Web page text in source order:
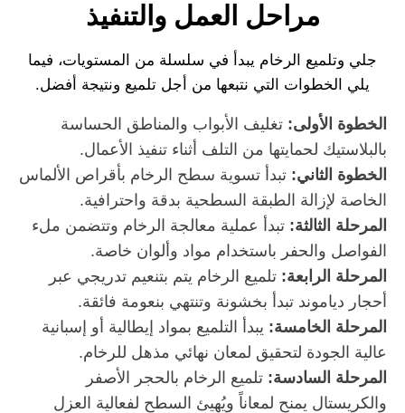
مراحل العمل والتنفيذ
جلي وتلميع الرخام يبدأ في سلسلة من المستويات، فيما
يلي الخطوات التي نتبعها من أجل تلميع ونتيجة أفضل.
الخطوة الأولى: تغليف الأبواب والمناطق الحساسة
بالبلاستيك لحمايتها من التلف أثناء تنفيذ الأعمال.
الخطوة الثاني: تبدأ تسوية سطح الرخام بأقراص الألماس
الخاصة لإزالة الطبقة السطحية بدقة واحترافية.
المرحلة الثالثة: تبدأ عملية معالجة الرخام وتتضمن ملء
الفواصل والحفر باستخدام مواد وألوان خاصة.
المرحلة الرابعة: تلميع الرخام يتم بتنعيم تدريجي عبر
أحجار دياموند تبدأ بخشونة وتنتهي بنعومة فائقة.
المرحلة الخامسة: يبدأ التلميع بمواد إيطالية أو إسبانية
عالية الجودة لتحقيق لمعان نهائي مذهل للرخام.
المرحلة السادسة: تلميع الرخام بالحجر الأصفر
والكريستال يمنح لمعاناً ويُهيئ السطح لفعالية العزل